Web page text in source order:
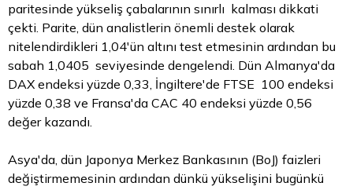
paritesinde yükseliş çabalarının sınırlı kalması dikkati
çekti. Parite, dün analistlerin önemli destek olarak
nitelendirdikleri 1,04'ün altını test etmesinin ardından bu
sabah 1,0405 seviyesinde dengelendi. Dün Almanya'da
DAX endeksi yüzde 0,33, İngiltere'de FTSE 100 endeksi
yüzde 0,38 ve Fransa'da CAC 40 endeksi yüzde 0,56
değer kazandı.
Asya'da, dün Japonya Merkez Bankasının (BoJ) faizleri
değiştirmemesinin ardından dünkü yükselişini bugünkü